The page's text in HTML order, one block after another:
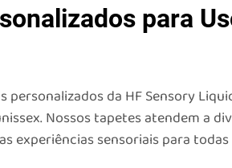
para
personalizados da HF Sensory
Nossos tapetes atendem a
experiências sensoriais para todas